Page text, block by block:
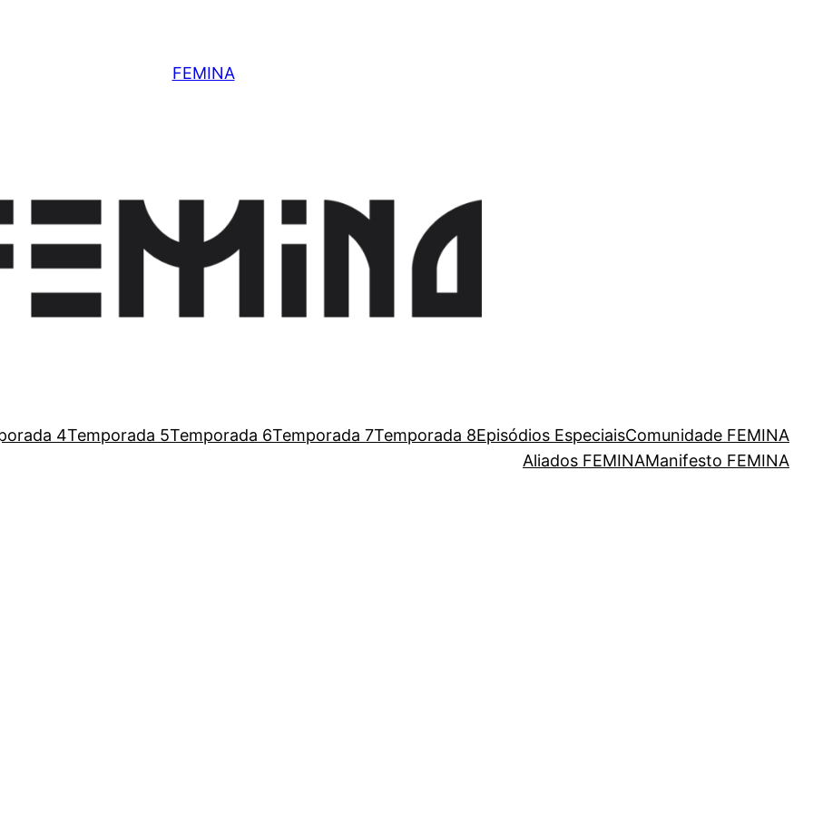
FEMINA
4Temporada 5Temporada 6Temporada 7Temporada 8Episódios EspeciaisComunidade FEMINA
Aliados FEMINAManifesto FEMINA